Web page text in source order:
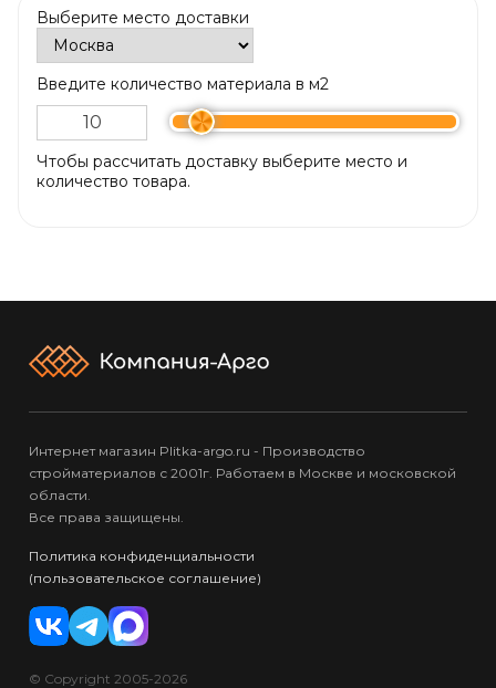
Выберите место доставки
Введите количество материала в м2
Чтобы рассчитать доставку выберите место и
количество товара.
Интернет магазин Plitka-argo.ru - Производство
стройматериалов с 2001г. Работаем в Москве и московской
области.
Все права защищены.
Политика конфиденциальности
(пользовательское соглашение)
© Copyright 2005-2026